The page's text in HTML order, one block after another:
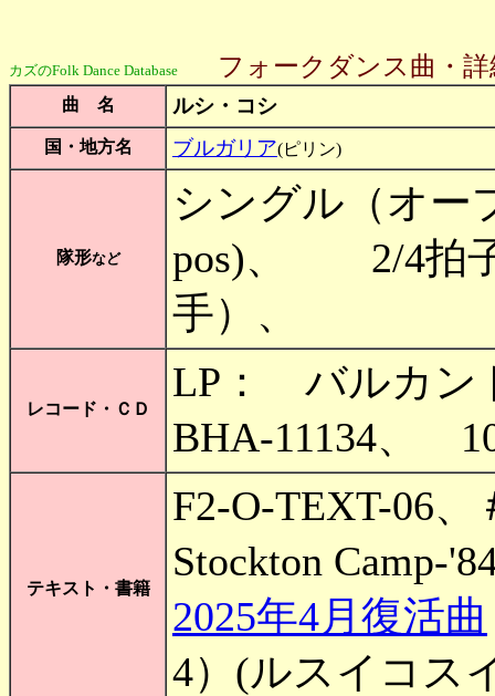
カズのFolk Dance Database フォークダンス曲・詳
曲 名 ルシ・コシ
国・地方名 ブルガリア(ピリン)
隊形など
シングル（オ
pos)、 2/4拍子
手）、
レコード・ＣＤ
LP： バルカン
BHA-11134、
テキスト・書籍
F2-O-TEXT-06、
Stockton Camp-
2025年4月復活曲
4）(ルスイコス